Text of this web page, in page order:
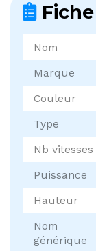
Nom
Marque
Couleur
Type
Nb vitesses
Puissance
Hauteur
Nom
générique